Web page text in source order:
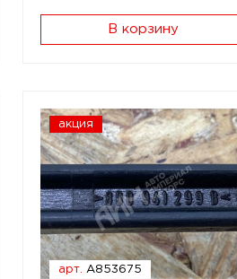
В корзину
акция
арт. A853675